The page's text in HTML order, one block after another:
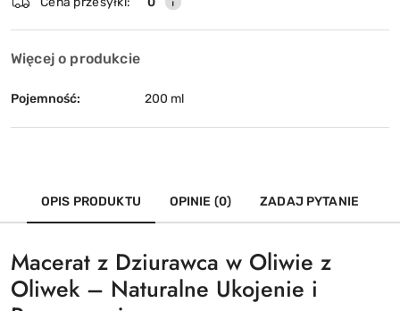
Więcej o produkcie
Pojemność: 200 ml
OPIS PRODUKTU OPINIE (0) ZADAJ PYTANIE
Macerat z Dziurawca w Oliwie z
Oliwek – Naturalne Ukojenie i